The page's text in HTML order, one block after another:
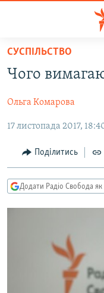
Перейти
основного
Перейти
до
навігації
Перейти
до
пошуку
СТАТТІ
ПОЛІТИКА
ЕКОНОМІКА
СУСПІЛЬСТВО
КУЛЬТУРА
ВІЙНА
РОСІЙСЬКА
ДОНБАС.РЕАЛІЇ
КРИМ.РЕАЛІЇ
ПРИАЗОВ’Я
КИТАЙ.ВИКЛИКИ
СУСПІЛЬСТВО
​Чого
Ольга Комарова
17 листопада 2017,
Поділитись
Додати Радіо Свобода